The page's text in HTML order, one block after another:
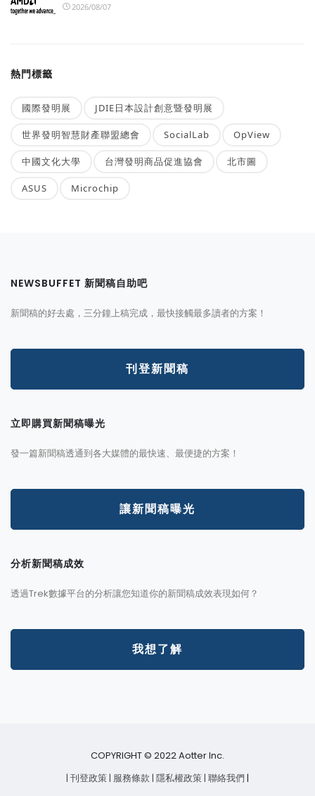
2026/08/07
熱門標籤
國際發明展 JDIE日本設計創意暨發明展
世界發明智慧財產聯盟總會 SocialLab OpView
中國文化大學 台灣發明商品促進協會 北市圖
ASUS Microchip
NEWSBUFFET 新聞稿自助吧
新聞稿的好去處，三分鐘上稿完成，最快接觸最多讀者的方案！
刊登新聞稿
立即購買新聞稿曝光
發一篇新聞稿透通到各大媒體的最快速、最便捷的方案！
讓新聞稿曝光
分析新聞稿成效
透過Trek數據平台的分析讓您知道你的新聞稿成效表現如何？
我想了解
COPYRIGHT © 2022 Aotter Inc.
| 刊登政策| 服務條款 | 隱私權政策| 聯絡我們 |